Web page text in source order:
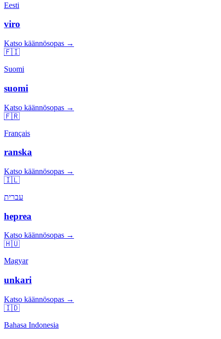
Eesti
viro
Katso käännösopas →
🇫🇮
Suomi
suomi
Katso käännösopas →
🇫🇷
Français
ranska
Katso käännösopas →
🇮🇱
עברית
heprea
Katso käännösopas →
🇭🇺
Magyar
unkari
Katso käännösopas →
🇮🇩
Bahasa Indonesia